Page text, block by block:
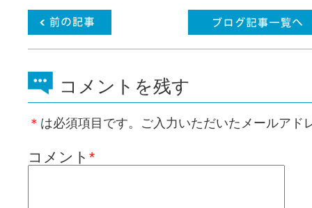
コメントを残す
＊ は必須項目です。ご入力いただいたメールアド
コメント *